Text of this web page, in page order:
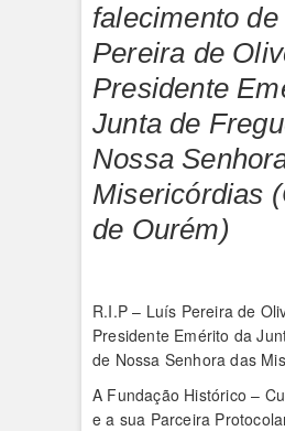
falecimento
Pereira de
Presidente
Junta de
Nossa
Misericórdias
de Ourém)
R.I.P – Luís Pereira de
Presidente Emérito da
de Nossa Senhora das
A Fundação Histórico –
e a sua Parceira